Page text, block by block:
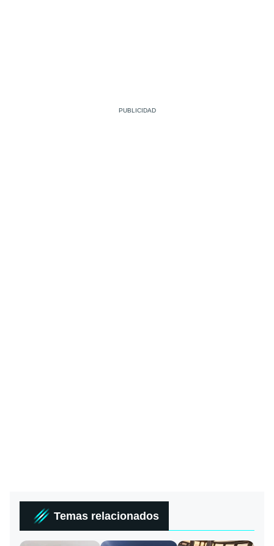
Temas relacionados